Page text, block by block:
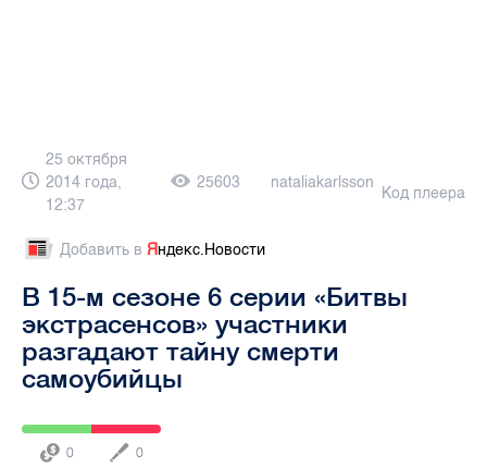
25 октября
2014 года,
12:37
25603 nataliakarlsson
Код плеера
Добавить в Яндекс.Новости
В 15-м сезоне 6 серии «Битвы
экстрасенсов» участники
разгадают тайну смерти
самоубийцы
0 0